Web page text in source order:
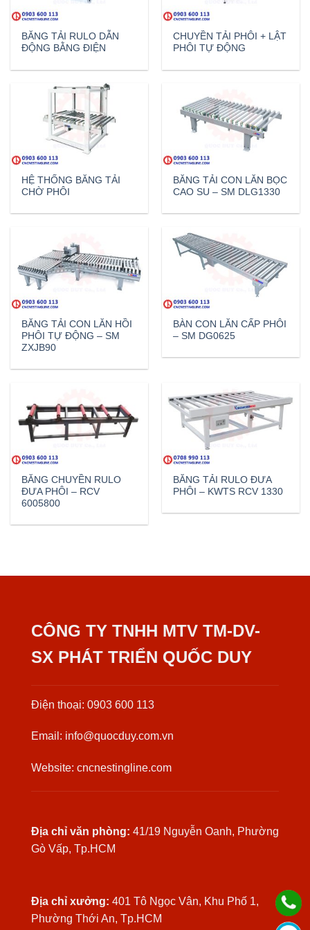
BĂNG TẢI RULO DẪN
ĐỘNG BẰNG ĐIỆN
CHUYỀN TẢI PHÔI + LẬT
PHÔI TỰ ĐỘNG
HỆ THỐNG BĂNG TẢI
CHỜ PHÔI
BĂNG TẢI CON LĂN BỌC
CAO SU – SM DLG1330
BĂNG TẢI CON LĂN HỒI
PHÔI TỰ ĐỘNG – SM
ZXJB90
BÀN CON LĂN CẤP PHÔI
– SM DG0625
BĂNG CHUYỀN RULO
ĐƯA PHÔI – RCV
6005800
BĂNG TẢI RULO ĐƯA
PHÔI – KWTS RCV 1330
CÔNG TY TNHH MTV TM-DV-
SX PHÁT TRIỂN QUỐC DUY
Điện thoại: 0903 600 113
Email: info@quocduy.com.vn
Website: cncnestingline.com
Địa chỉ văn phòng: 41/19 Nguyễn Oanh, Phường
Gò Vấp, Tp.HCM
Địa chỉ xưởng: 401 Tô Ngọc Vân, Khu Phố 1,
Phường Thới An, Tp.HCM